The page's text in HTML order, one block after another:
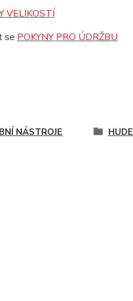
VELIKOSTÍ
se POKYNY PRO ÚDRŽBU
NÁSTROJE